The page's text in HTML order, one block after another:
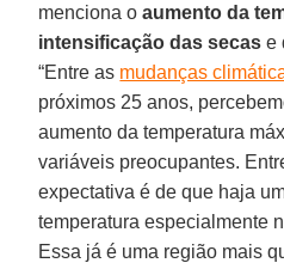
menciona oaumento da
intensificação das secas e
“Entre as mudanças
próximos 25 anos,
aumento da temperatura
variáveis preocupantes.
expectativa é de que haja
temperatura especialmente
Essa já é uma região mais